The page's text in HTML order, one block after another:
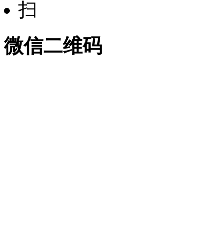
微信二维码